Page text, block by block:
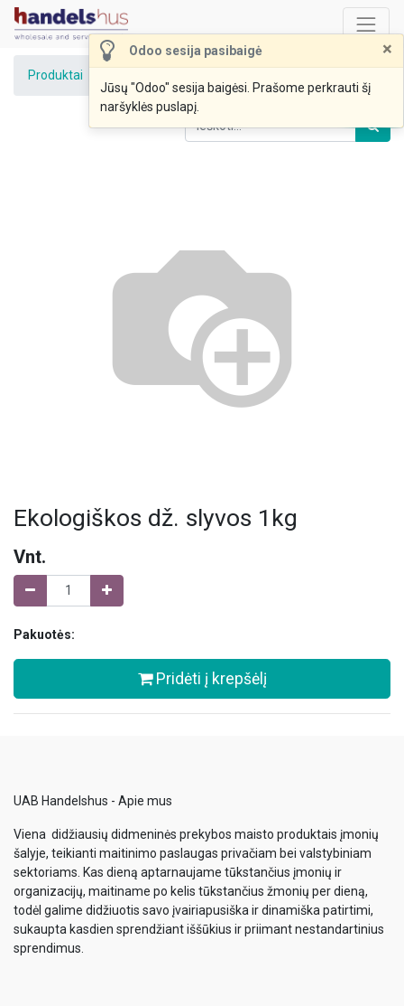
Odoo sesija pasibaigė ×
Jūsų "Odoo" sesija baigėsi. Prašome perkrauti šį
naršyklės puslapį.
Produktai
Ekologiškos dž. slyvos 1kg
Vnt.
Pakuotės:
Pridėti į krepšėlį
UAB Handelshus - Apie mus
Viena didžiausių didmeninės prekybos maisto produktais įmonių
šalyje, teikianti maitinimo paslaugas privačiam bei valstybiniam
sektoriams. Kas dieną aptarnaujame tūkstančius įmonių ir
organizacijų, maitiname po kelis tūkstančius žmonių per dieną,
todėl galime didžiuotis savo įvairiapusiška ir dinamiška patirtimi,
sukaupta kasdien sprendžiant iššūkius ir priimant nestandartinius
sprendimus.